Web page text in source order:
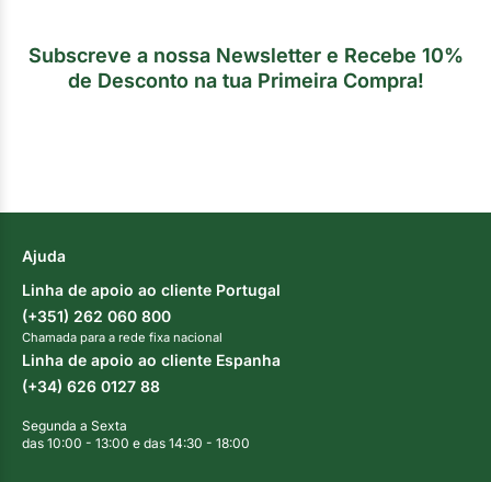
Subscreve a nossa Newsletter e Recebe 10%
de Desconto na tua Primeira Compra!
Ajuda
Linha de apoio ao cliente Portugal
(+351) 262 060 800
Chamada para a rede fixa nacional
Linha de apoio ao cliente Espanha
(+34) 626 0127 88
Segunda a Sexta
das 10:00 - 13:00 e das 14:30 - 18:00